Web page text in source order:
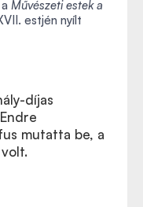
Művészeti estek a
estjén nyílt
díjas
mutatta be, a